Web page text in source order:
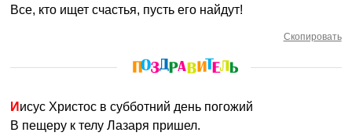
Все, кто ищет счастья, пусть его найдут!
Скопировать
Иисус Христос в субботний день погожий
В пещеру к телу Лазаря пришел.